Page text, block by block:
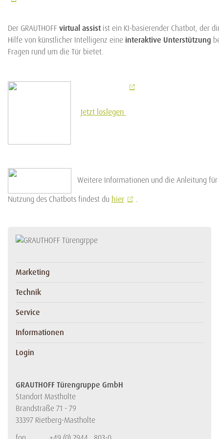
Der GRAUTHOFF virtual assist ist ein KI-basierender Chatbot, der
Hilfe von künstlicher Intelligenz eine interaktive Unterstützung
Fragen rund um die Tür bietet.
Jetzt loslegen
Weitere Informationen und die Anleitung
Nutzung des Chatbots findest du hier .
Marketing
Technik
Service
Informationen
Login
GRAUTHOFF Türengruppe GmbH
Standort Mastholte
Brandstraße 71 - 79
33397 Rietberg-Mastholte